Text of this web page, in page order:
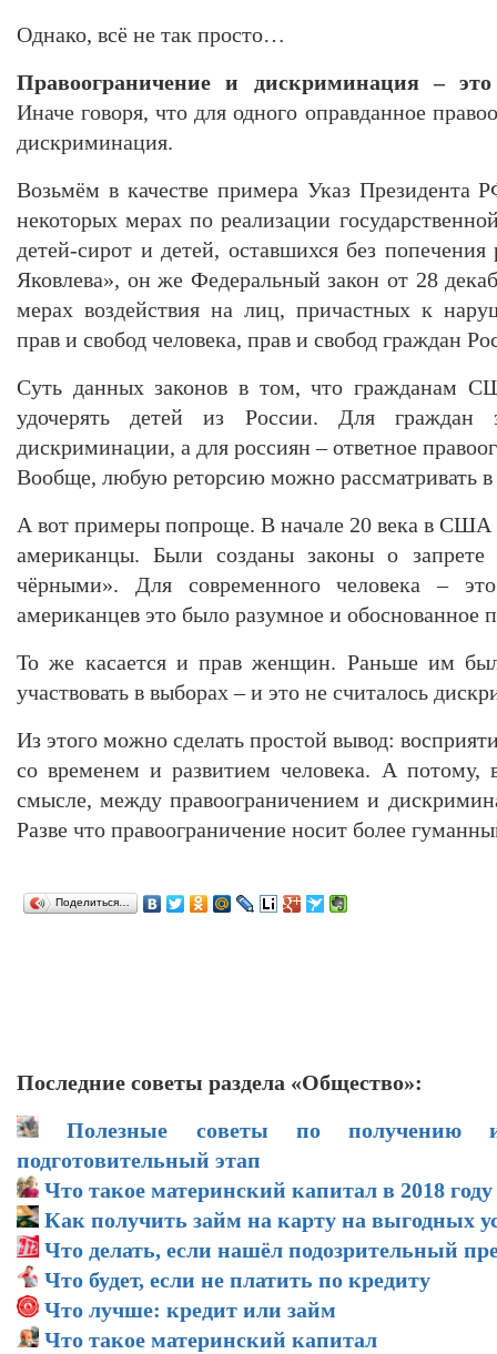
Однако, всё не так просто…
Правоограничение и дискриминация –
Иначе говоря, что для одного оправданное
дискриминация.
Возьмём в качестве примера Указ Президента
некоторых мерах по реализации
детей-сирот и детей, оставшихся без
Яковлева», он же Федеральный закон от 28
мерах воздействия на лиц, причастных к
прав и свобод человека, прав и свобод граждан
Суть данных законов в том, что гражданам
удочерять детей из России. Для граждан
дискриминации, а для россиян – ответное
Вообще, любую реторсию можно рассматривать в
А вот примеры попроще. В начале 20 века в США
американцы. Были созданы законы о
чёрными». Для современного человека –
американцев это было разумное и обоснованное
То же касается и прав женщин. Раньше им
участвовать в выборах – и это не считалось
Из этого можно сделать простой вывод:
со временем и развитием человека. А потому,
смысле, между правоограничением и
Разве что правоограничение носит более
Поделиться…
Последние советы раздела «Общество»:
Полезные советы по получению
подготовительный этап
Что такое материнский капитал в 2018 году
Как получить займ на карту на выгодных
Что делать, если нашёл подозрительный
Что будет, если не платить по кредиту
Что лучше: кредит или займ
Что такое материнский капитал